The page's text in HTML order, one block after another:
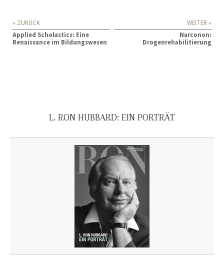
« ZURÜCK
Applied Scholastics: Eine
Renaissance im Bildungswesen
WEITER »
Narconon:
Drogenrehabilitierung
L. RON HUBBARD: EIN PORTRÄT